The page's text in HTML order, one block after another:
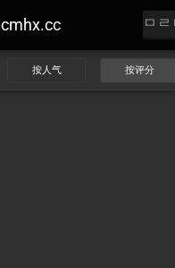
lcmhx.cc
按人气 按评分